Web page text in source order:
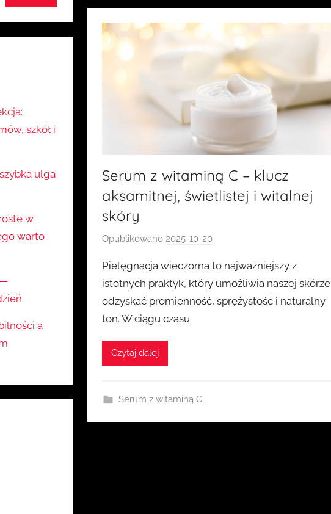
Serum z witaminą C – klucz
aksamitnej, świetlistej i witalnej
skóry
Opublikowano 2025-10-20p
z
e
z
Pielęgnacja wieczorna to najważniejszy z
istotnych praktyk, który umożliwia naszej skórze
odzyskać promienność, sprężystość i naturalny
ton. W ciągu czasu
Czytaj dalej
Serum z witaminą C
szkół i
ulga
w
warto
a